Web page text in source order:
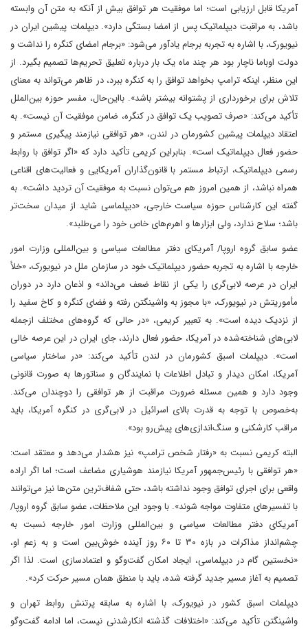
آمریکا قابل ارزیابی است؛ اما موفقیت هر توافق بیش از آنکه به متن آن وابسته
باشد، به مراقبت دیپلماتیک پس از امضا بستگی دارد». دیپلمات پیشین ایران در
نیویورک، با اشاره به تجربه برجام یادآور می‌شود:‌ «برجام امضای کنگره را نداشت و
دولت اوباما ناچار بود هر چند ماه یک‌ بار درباره تعلیق تحریم‌ها تصمیم بگیرد. از
این منظر، اینکه ترامپ بخواهد توافق را به کنگره ببرد، در ظاهر می‌تواند به معنای
تلاش برای برخورداری از پشتوانه بیشتر باشد‌». با‌این‌حال، مفسر حوزه بین‌الملل
تأکید می‌کند:‌ «صرف تصویب یک توافق در کنگره، ضامن موفقیت آن نیست‌». به
اعتقاد دیپلمات پیشین کشورمان در لندن، «هر توافقی نیازمند پیگیری مستمر و
حضور فعال دیپلماتیک است‌». بنابراین کریمی تأکید دارد که «اگر توافق با روابط
رسمی دیپلماتیک، ارتباط مستمر با قانون‌گذاران آمریکایی و فعالیت‌های اقناعی
همراه نباشد، از همین امروز هم می‌توان نسبت به موفقیت آن تردید داشت‌». به
گفته این کارشناس حوزه سیاست خارجی، «دیپلماسی شاید از میدان سخت‌تر
باشد؛ سلاح ندارد، ولی ابزارها و اهرم‌های خاص خود را می‌طلبد‌».
عضو سابق گروه اروپا/ آمریکای دفتر مطالعات سیاسی و بین‌المللی وزارت امور
خارجه با اشاره به تجربه حضور دیپلماتیک خود در سازمان ملل در نیویورک، «خلأ
ایران در عرصه لابی‌گری را یکی از نقاط ضعف می‌داند» و اذعان دارد‌ ‌در دوران
مأموریتش در نیویورک، «با مجوز به واشینگتن رفته و فضای کنگره و کاخ سفید را
از نزدیک دیده است‌». به تعبیر کریمی، «در حالی که گروه‌های مختلف از‌جمله
لابی‌های شناخته‌شده در آمریکا، حضور فعال دارند، جای ایران در این عرصه خالی
است». دیپلمات اسبق کشورمان در لندن تأکید می‌کند:‌ «در ساختار سیاسی
آمریکا، امکان دیدار و تبادل اطلاعات با نمایندگان و سناتورها به صورت قانونی
وجود دارد و همین مسئله ضرورت مراقبت از هر توافقی را دوچندان می‌کند.
به‌خصوص با توجه به قدرت بالای اسرائیل در لابی‌گری در کنگره آمریکا، باید
مراقب کارشکنی و سنگ‌اندازی‌های پیش‌رو بود‌».
البته کریمی نسبت به «رفتار شخص ترامپ» نیز هشدار می‌دهد و معتقد است:‌
«هر توافقی با رئیس‌جمهور آمریکا نیازمند هوشیاری مضاعف است؛ اما اگر اراده
واقعی برای اجرای توافق وجود نداشته باشد، حتی شفاف‌ترین متن‌ها نیز می‌توانند
با تفسیرهای متفاوت مواجه شوند‌». با وجود این ملاحظات، عضو سابق گروه اروپا/
آمریکای دفتر مطالعات سیاسی و بین‌المللی وزارت امور خارجه نسبت به
چشم‌انداز مذاکرات در بازه ۳۰ تا ۶۰ روز آینده خوش‌بین است و به زعم او،
«نخستین گام در دیپلماسی، ایجاد امکان گفت‌وگو و اعتمادسازی است. لذا اگر
تصمیم به آغاز مسیر جدید گرفته شده، باید با منطق همان مسیر حرکت کرد».
دیپلمات اسبق کشور در نیویورک، با اشاره به سابقه پرتنش روابط تهران و
واشینگتن تأکید می‌کند: «اختلافات گذشته ‌انکارشدنی نیست، اما ادامه گفت‌وگو